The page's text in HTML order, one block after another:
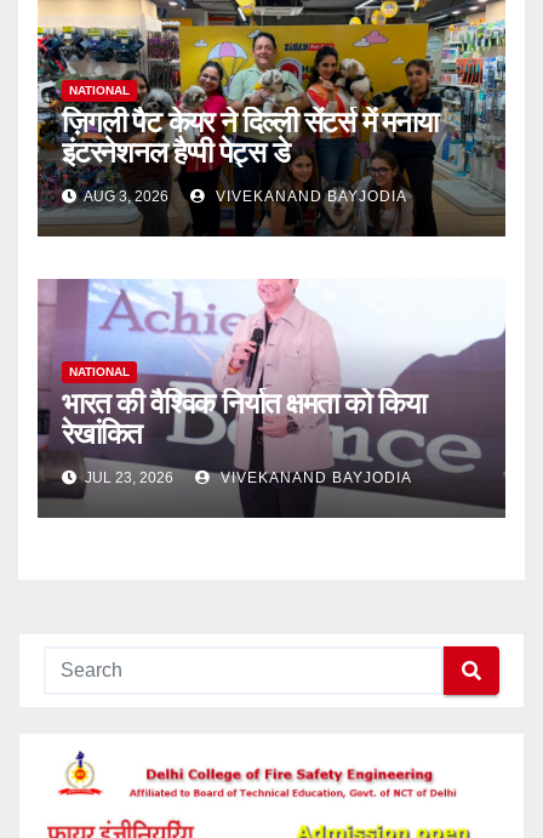
NATIONAL
ज़िगली पैट केयर ने दिल्ली सेंटर्स में मनाया
इंटरनेशनल हैप्पी पेट्स डे
AUG 3, 2026 VIVEKANAND BAYJODIA
NATIONAL
भारत की वैश्विक निर्यात क्षमता को किया
रेखांकित
JUL 23, 2026 VIVEKANAND BAYJODIA